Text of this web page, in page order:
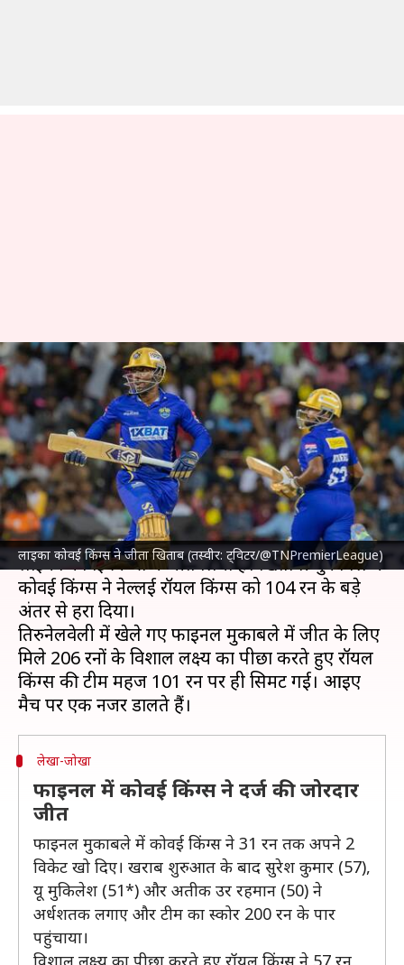
लाइका कोवई किंग्स ने जीता खिताब (तस्वीर: ट्विटर/@TNPremierLeague)
लाइका कोवई किंग्स ने जीता
तमिलनाडु प्रीमियर लीग 2023 का
खिताब, फाइनल में नेल्लई को हराया
लेखन अंकित पसबोला Jul 12, 2023 11:52 pm
क्या है खबर?
तमिलनाडु प्रीमियर लीग (TNPL)2023 का खिताब
लाइका कोवई किंग्स ने जीत लिया है। खिताबी मुकाबले में
कोवई किंग्स ने नेल्लई रॉयल किंग्स को 104 रन के बड़े
अंतर से हरा दिया।
तिरुनेलवेली में खेले गए फाइनल मुकाबले में जीत के लिए
मिले 206 रनों के विशाल लक्ष्य का पीछा करते हुए रॉयल
किंग्स की टीम महज 101 रन पर ही सिमट गई। आइए
लेखा-जोखा
फाइनल में कोवई किंग्स ने दर्ज की जोरदार
जीत
फाइनल मुकाबले में कोवई किंग्स ने 31 रन तक अपने 2
विकेट खो दिए। खराब शुरुआत के बाद सुरेश कुमार (57),
यू मुकिलेश (51*) और अतीक उर रहमान (50) ने
अर्धशतक लगाए और टीम का स्कोर 200 रन के पार
पहुंचाया।
विशाल लक्ष्य का पीछा करते हुए रॉयल किंग्स ने 57 रन